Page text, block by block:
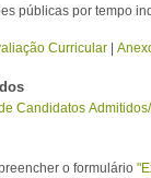
públicas por tempo
Curricular |
Candidatos
o formulário